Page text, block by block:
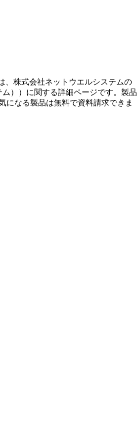
株式会社ネットウエルシステムの
）
）に関する詳細ページです。製品
になる製品は無料で資料請求できま